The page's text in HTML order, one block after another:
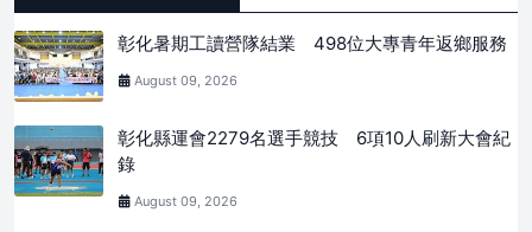
彰化暑期工讀營隊結業 498位大專青年返鄉服務
August 09, 2026
彰化縣運會2279名選手競技 6項10人刷新大會紀
錄
August 09, 2026